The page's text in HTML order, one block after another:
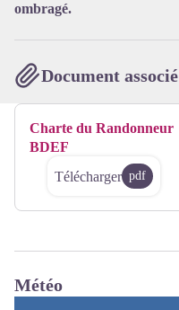
ombragé.
Document associé
Charte du Randonneur
BDEF
Télécharger pdf
Météo